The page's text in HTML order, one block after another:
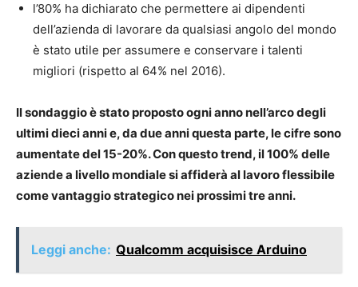
l’80% ha dichiarato che permettere ai dipendenti
dell’azienda di lavorare da qualsiasi angolo del mondo
è stato utile per assumere e conservare i talenti
migliori (rispetto al 64% nel 2016).
Il sondaggio è stato proposto ogni anno nell’arco degli
ultimi dieci anni e, da due anni questa parte, le cifre sono
aumentate del 15-20%. Con questo trend, il 100% delle
aziende a livello mondiale si affiderà al lavoro flessibile
come vantaggio strategico nei prossimi tre anni.
Leggi anche: Qualcomm acquisisce Arduino